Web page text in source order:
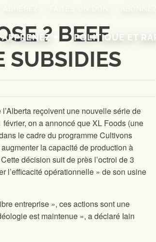
ADHÉREZ
APPRENEZ POLITIQUE ET
? BEEF
SUBSIDIES
reçoivent une nouvelle série de
on a annoncé que XL Foods (une
le cadre du programme Cultivons
la capacité de production à
décision suit de près l’octroi de 3
l’efficacité opérationnelle » de son usine
entreprise », ces actions sont une
est maintenue », a déclaré Iain